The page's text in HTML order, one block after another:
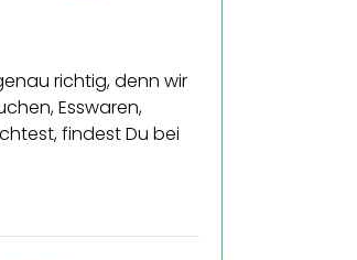
richtig, denn wir
Esswaren,
findest Du bei